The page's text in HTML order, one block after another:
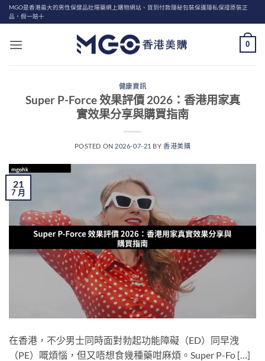
Skip
to
MGO是香港最大的男性保健品壯陽藥網上購物網站、貨到付款隱秘包裝保護隱私保證原裝正
品，假一賠十
0
健康資訊
Super P-Force 效果評價 2026：香港用家真
實效果分享與購買指南
POSTED ON 2026-07-21 BY香港美購
21
7 月
在香港，不少男士同時面對勃起功能障礙（ED）同早洩
（PE）嘅煩惱，但又唔想食幾種藥咁麻煩。Super P-Fo […]